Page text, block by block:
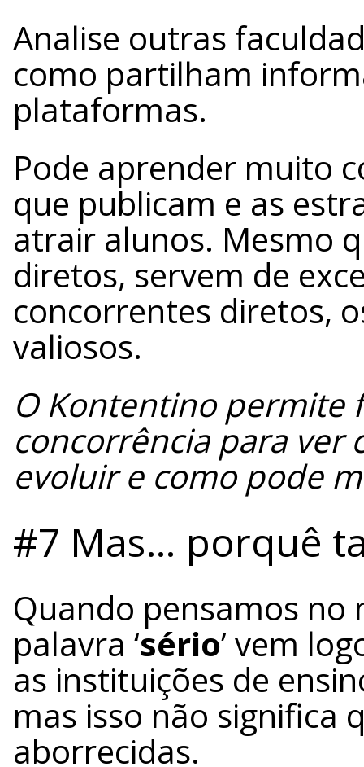
Analise outras
como partilham
plataformas.
Pode aprender muito
que publicam e as
atrair alunos. Mesmo
diretos, servem de
concorrentes diretos,
valiosos.
O Kontentino permite
concorrência para ver
evoluir e como pode
#7 Mas… porquê
Quando pensamos no
palavra ‘sério’ vem
as instituições de
mas isso não significa
aborrecidas.